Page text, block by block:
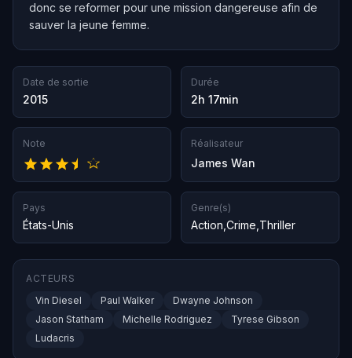
donc se reformer pour une mission dangereuse afin de
sauver la jeune femme.
Date de sortie
2015
Durée
2h 17min
Note Réalisateur
James Wan
Pays
États-Unis
Genre(s)
Action Crime Thriller
ACTEURS
Vin Diesel
Paul Walker
Dwayne Johnson
Jason Statham
Michelle Rodriguez
Tyrese Gibson
Ludacris